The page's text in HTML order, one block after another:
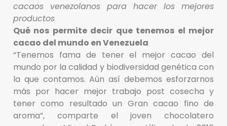
cacaos venezolanos para hacer los mejores
productos
Qué nos permite decir que tenemos el mejor
cacao del mundo en Venezuela
“Tenemos fama de tener el mejor cacao del
mundo por la calidad y biodiversidad genética con
la que contamos. Aún así debemos esforzarnos
más por hacer mejor trabajo post cosecha y
tener como resultado un Gran cacao fino de
aroma”, comparte el joven chocolatero